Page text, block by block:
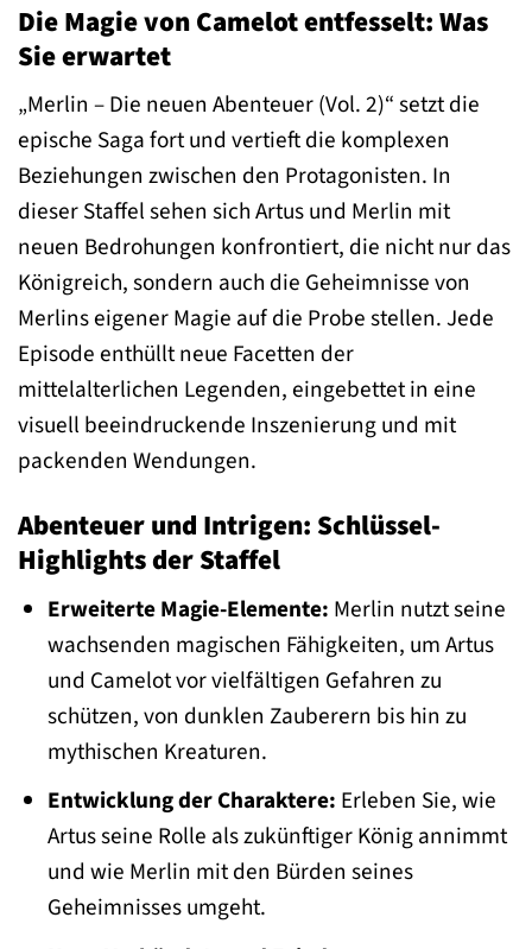
Die Magie von Camelot entfesselt: Was
Sie erwartet
„Merlin – Die neuen Abenteuer (Vol. 2)“ setzt die
epische Saga fort und vertieft die komplexen
Beziehungen zwischen den Protagonisten. In
dieser Staffel sehen sich Artus und Merlin mit
neuen Bedrohungen konfrontiert, die nicht nur das
Königreich, sondern auch die Geheimnisse von
Merlins eigener Magie auf die Probe stellen. Jede
Episode enthüllt neue Facetten der
mittelalterlichen Legenden, eingebettet in eine
visuell beeindruckende Inszenierung und mit
packenden Wendungen.
Abenteuer und Intrigen: Schlüssel-
Highlights der Staffel
Erweiterte Magie-Elemente: Merlin nutzt seine
wachsenden magischen Fähigkeiten, um Artus
und Camelot vor vielfältigen Gefahren zu
schützen, von dunklen Zauberern bis hin zu
mythischen Kreaturen.
Entwicklung der Charaktere: Erleben Sie, wie
Artus seine Rolle als zukünftiger König annimmt
und wie Merlin mit den Bürden seines
Geheimnisses umgeht.